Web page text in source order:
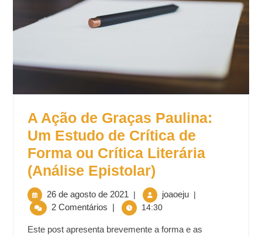
A Ação de Graças Paulina:
Um Estudo de Crítica de
Forma ou Crítica Literária
(Análise Epistolar)
26 de agosto de 2021 | joaoeju |
2 Comentários | 14:30
Este post apresenta brevemente a forma e as